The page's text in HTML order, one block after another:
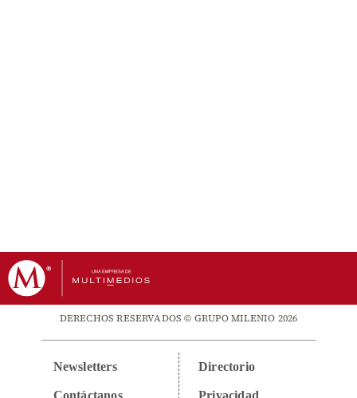
DERECHOS RESERVADOS © GRUPO MILENIO 2026
Newsletters
Contáctanos
Directorio
Privacidad